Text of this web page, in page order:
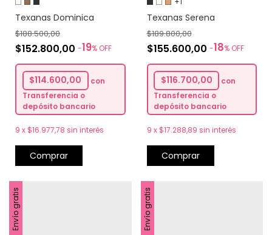
Texanas Dominica
$152.800,00 -19% OFF
$188.500,00
$114.600,00
con
Transferencia o
depósito bancario
9 x $16.977,78 sin interés
Comprar
Texanas Serena
$155.600,00 -18% OFF
$189.800,00
$116.700,00
con
Transferencia o
depósito bancario
9 x $17.288,89 sin interés
Comprar
Envío gratis Envío gratis